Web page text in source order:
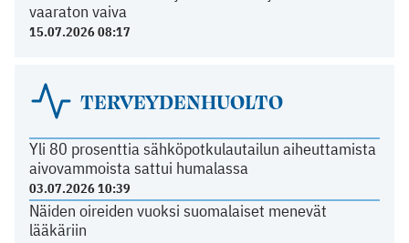
vaaraton vaiva
15.07.2026 08:17
TERVEYDENHUOLTO
Yli 80 prosenttia sähköpotkulautailun aiheuttamista
aivovammoista sattui humalassa
03.07.2026 10:39
Näiden oireiden vuoksi suomalaiset menevät
lääkäriin